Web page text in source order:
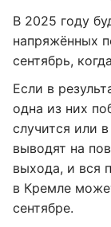
В 2025 году
напряжённых
сентябрь,
Если в
одна из них
случится или
выводят на
выхода, и вся
в Кремле
сентябре.